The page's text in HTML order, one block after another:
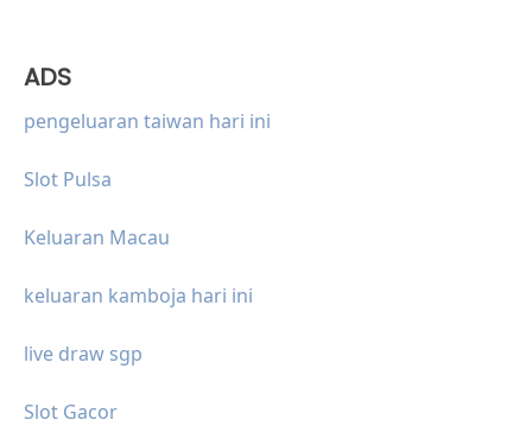
ADS
pengeluaran taiwan hari ini
Slot Pulsa
Keluaran Macau
keluaran kamboja hari ini
live draw sgp
Slot Gacor